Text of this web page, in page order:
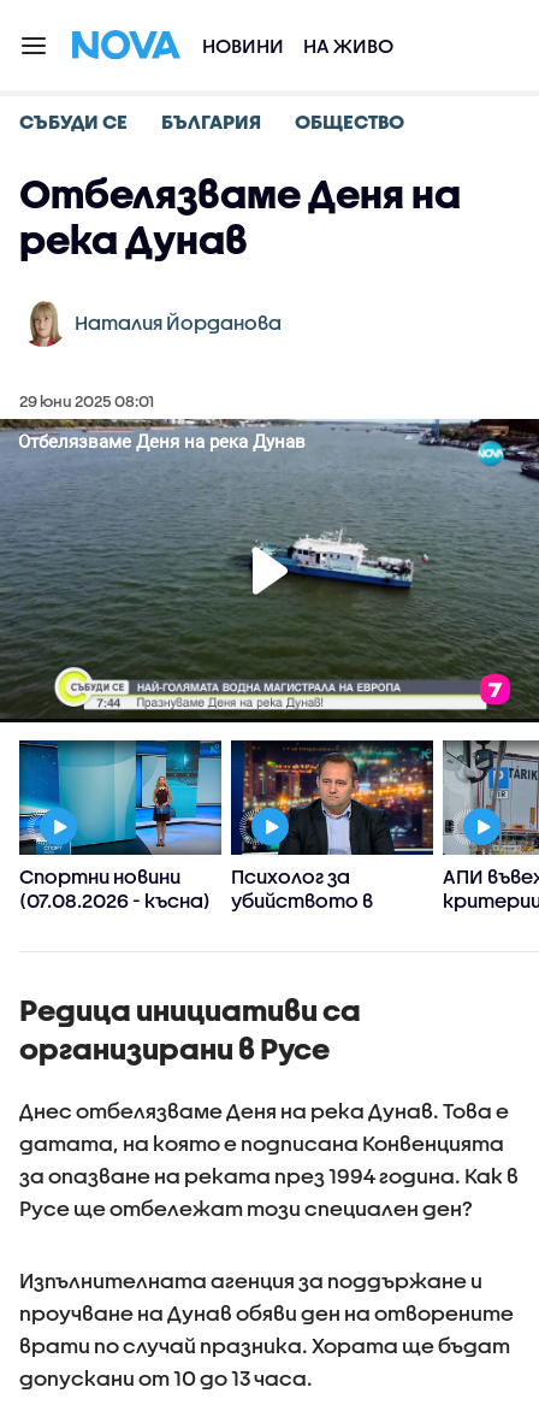
НОВИНИ НА ЖИВО
СЪБУДИ СЕ БЪЛГАРИЯ ОБЩЕСТВО
Отбелязваме Деня на
река Дунав
Наталия Йорданова
29 юни 2025 08:01
Спортни новини
(07.08.2026 - късна)
Психолог за
убийството в
Възрастните
примерите за
агресивно
поведение
АПИ
Редица инициативи са
организирани в Русе
Днес отбелязваме Деня на река Дунав. Това е
датата, на която е подписана Конвенцията
за опазване на реката през 1994 година. Как в
Русе ще отбележат този специален ден?
Изпълнителната агенция за поддържане и
проучване на Дунав обяви ден на отворените
врати по случай празника. Хората ще бъдат
допускани от 10 до 13 часа.